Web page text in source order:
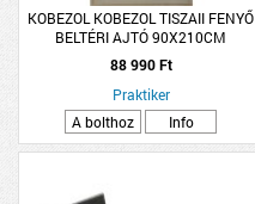
KOBEZOL KOBEZOL TISZAII FENYŐ
BELTÉRI AJTÓ 90X210CM
ÜVEGEZHETŐ REVERZIBILIS
88 990 Ft
Praktiker
A bolthoz
Info